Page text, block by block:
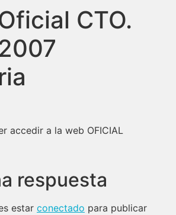
CTO.
accedir a la web OFICIAL
respuesta
estar conectado para publicar